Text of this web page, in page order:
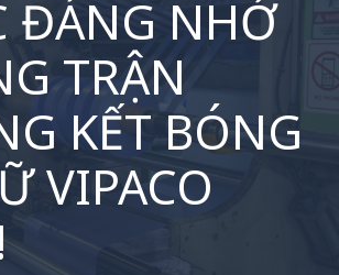
ĐÁNG NHỚ
TRẬN
KẾT BÓNG
VIPACO